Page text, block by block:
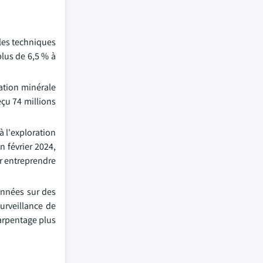
techniques
de 6,5 % à
minérale
74 millions
l'exploration
février 2024,
entreprendre
sur des
de
plus